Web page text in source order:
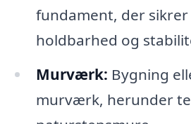
fundament, der
holdbarhed og
Murværk: Bygning
murværk, herunder